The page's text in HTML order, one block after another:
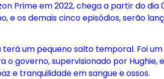
Prime em 2022, chega a partir do dia
e os demais cinco episódios, serão
um pequeno salto temporal. Foi
o governo, supervisionado por Hughie,
e tranquilidade em sangue e ossos.